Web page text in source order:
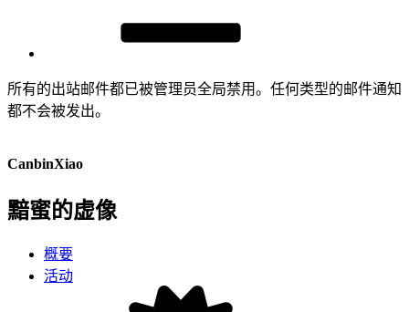
所有的出站邮件都已被管理员全局禁用。任何类型的邮件通知
都不会被发出。
CanbinXiao
黯蜜的虚像
概要
活动